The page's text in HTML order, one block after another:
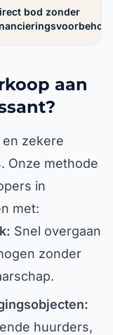
bod zonder
aan
zekere
Onze methode
in
met:
Snel overgaan
zonder
huurders,